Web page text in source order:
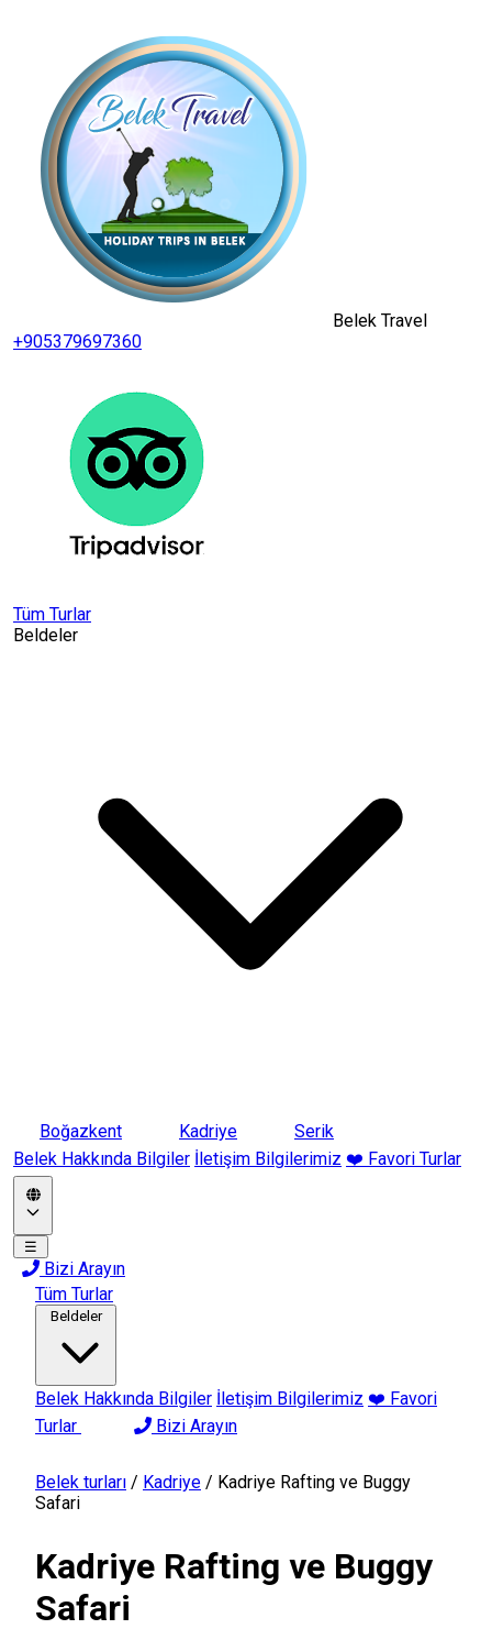
Belek Travel
+905379697360
Tüm Turlar
Beldeler
Boğazkent Kadriye
Serik
Belek Hakkında Bilgiler İletişim Bilgilerimiz ❤️ Favori Turlar
☰
Bizi Arayın
Tüm Turlar
Beldeler
Belek Hakkında Bilgiler İletişim Bilgilerimiz ❤️ Favori
Turlar
Bizi Arayın
Belek turları / Kadriye / Kadriye Rafting ve Buggy
Safari
Kadriye Rafting ve Buggy
Safari